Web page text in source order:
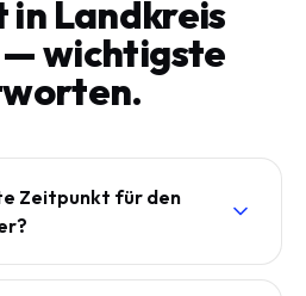
in Landkreis
— wichtigste
Zeitpunkt für den